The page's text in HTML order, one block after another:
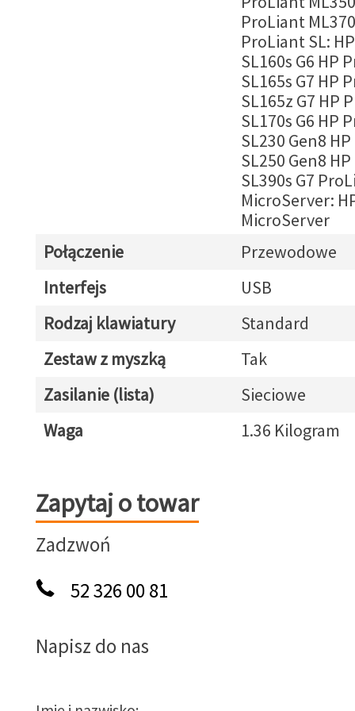
ProLiant
ProLiant SL:
SL160s G6 HP
SL165s G7 HP
SL165z G7 HP
SL170s G6 HP
SL230 Gen8
SL250 Gen8
SL390s G7
MicroServer:
MicroServer
Połączenie
Przewodowe
Interfejs
USB
Rodzaj klawiatury
Standard
Zestaw z myszką
Tak
Zasilanie (lista)
Sieciowe
Waga
1.36 Kilogram
Zapytaj o towar
Zapytaj o towar
Zadzwoń
52 326 00 81
Napisz do nas